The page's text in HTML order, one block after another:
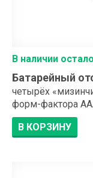
В наличии
Батарейный
четырёх
форм-фактора
В КОРЗИНУ